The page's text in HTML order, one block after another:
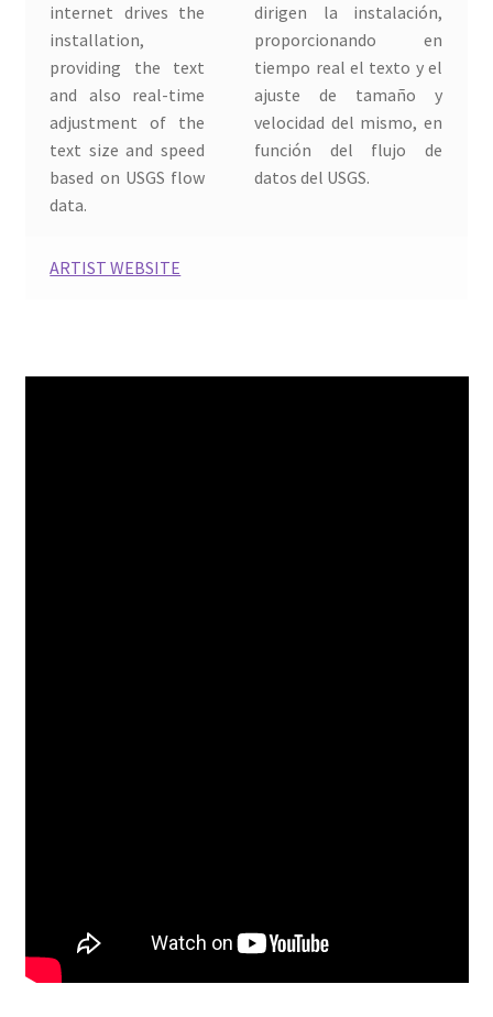
Judith López Borobio
KIM JIN KOOK
Kun Xiu
Lucía Loren y Juanma Valentín
Mandarina borda
Maria Ortega Estepa
ROOSJE VERSCHOOR
internet drives the
installation,
providing the text
and also real-time
adjustment of the
text size and speed
based on USGS flow
data.
dirigen la instalación,
proporcionando en
tiempo real el texto y el
ajuste de tamaño y
velocidad del mismo, en
función del flujo de
datos del USGS.
ARTIST WEBSITE